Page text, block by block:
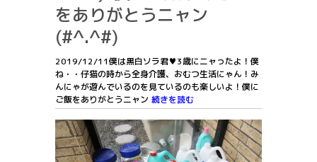
をありがとうニャン
(#^.^#)
2019/12/11僕は黒白ソラ君♥3歳にニャったよ！僕
ね・・仔猫の時から全身介護、おむつ生活にゃん！み
んにゃが遊んでいるのを見ているのも楽しいよ！僕に
ご飯をありがとうニャン 続きを読む